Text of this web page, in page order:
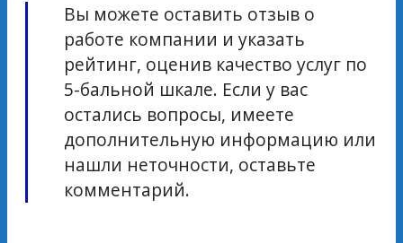
Вы можете оставить отзыв о
работе компании и указать
рейтинг, оценив качество услуг по
5-бальной шкале. Если у вас
остались вопросы, имеете
дополнительную информацию или
нашли неточности, оставьте
комментарий.